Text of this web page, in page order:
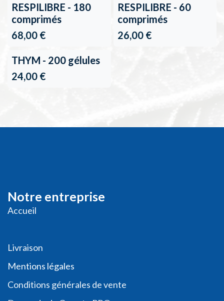
En rupture de stock
RESPILIBRE - 180
comprimés
68,00 €
RESPILIBRE - 60
comprimés
26,00€
THYM - 200 gélules
24,00 €
Notre entreprise
Accueil
Livraison
Mentions légales
Conditions générales de vente